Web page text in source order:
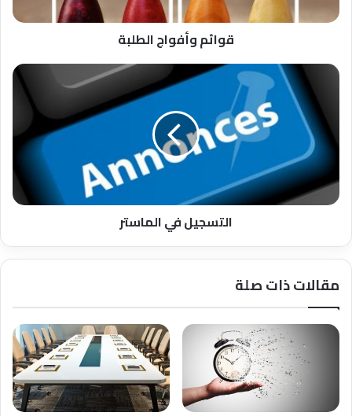
قوائم وأفواج الطلبة
التسجيل في الماستر
مقالات ذات صلة